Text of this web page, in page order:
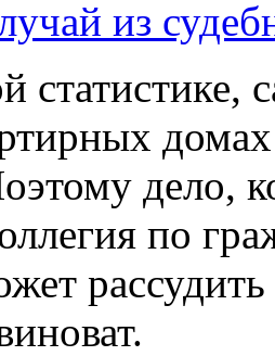
статистике,
дело,
по